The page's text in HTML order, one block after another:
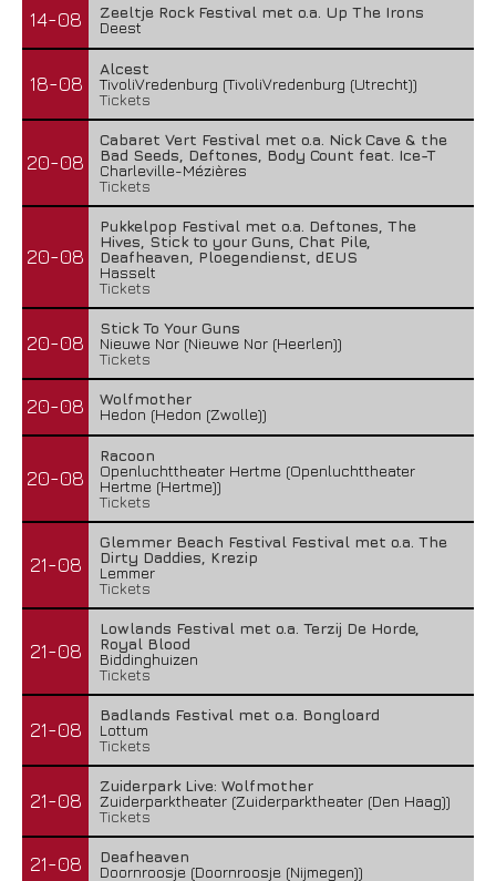
14-08
Zeeltje Rock Festival met o.a. Up The Irons
Deest
18-08
Alcest
TivoliVredenburg (TivoliVredenburg (Utrecht))
Tickets
20-08
Cabaret Vert Festival met o.a. Nick Cave & the
Bad Seeds, Deftones, Body Count feat. Ice-T
Charleville-Mézières
Tickets
20-08
Pukkelpop Festival met o.a. Deftones, The
Hives, Stick to your Guns, Chat Pile,
Deafheaven, Ploegendienst, dEUS
Hasselt
Tickets
20-08
Stick To Your Guns
Nieuwe Nor (Nieuwe Nor (Heerlen))
Tickets
20-08
Wolfmother
Hedon (Hedon (Zwolle))
20-08
Racoon
Openluchttheater Hertme (Openluchttheater
Hertme (Hertme))
Tickets
21-08
Glemmer Beach Festival Festival met o.a. The
Dirty Daddies, Krezip
Lemmer
Tickets
21-08
Lowlands Festival met o.a. Terzij De Horde,
Royal Blood
Biddinghuizen
Tickets
21-08
Badlands Festival met o.a. Bongloard
Lottum
Tickets
21-08
Zuiderpark Live: Wolfmother
Zuiderparktheater (Zuiderparktheater (Den Haag))
Tickets
21-08
Deafheaven
Doornroosje (Doornroosje (Nijmegen))